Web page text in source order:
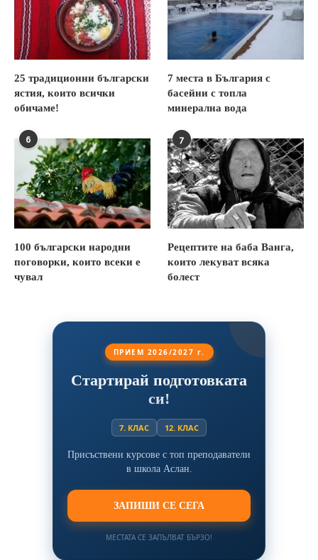
25 традиционни български
ястия, които всички
обичаме!
7 места в България с
басейни с топла
минерална вода
6
100 български народни
поговорки, които всеки е
чувал
7
Рецептите на баба Ванга,
които лекуват всяка
болест
ПРИЕМ 2026/2027 г.
Стартирай подготовката
си!
7. КЛАС 12. КЛАС
Присъствени курсове с топ преподаватели
в школа Аслан.
ЗАПИШИ СЕ СЕГА
МЕСТАТА СЕ ЗАПЪЛВАТ БЪРЗО!